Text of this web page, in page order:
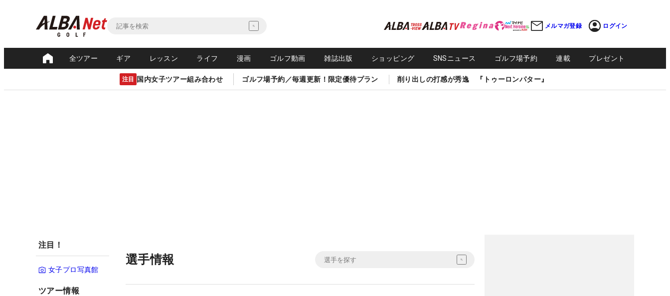
メルマガ登録 ログイン
全ツアー ギア レッスン ライフ 漫画 ゴルフ動画 雑誌出版 ショッピング SNSニュース ゴルフ場予約 連載 プレゼント
注目 国内女子ツアー組み合わせ ゴルフ場予約／毎週更新！限定優待プラン 削り出しの打感が秀逸 『トゥーロンパター』
注目！
女子プロ写真館
ツアー情報
選手情報